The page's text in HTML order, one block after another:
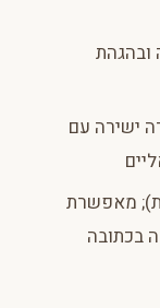
ישירה עם
מאפשרת
בכתובה